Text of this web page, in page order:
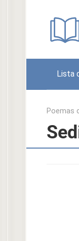
Lista
Poemas